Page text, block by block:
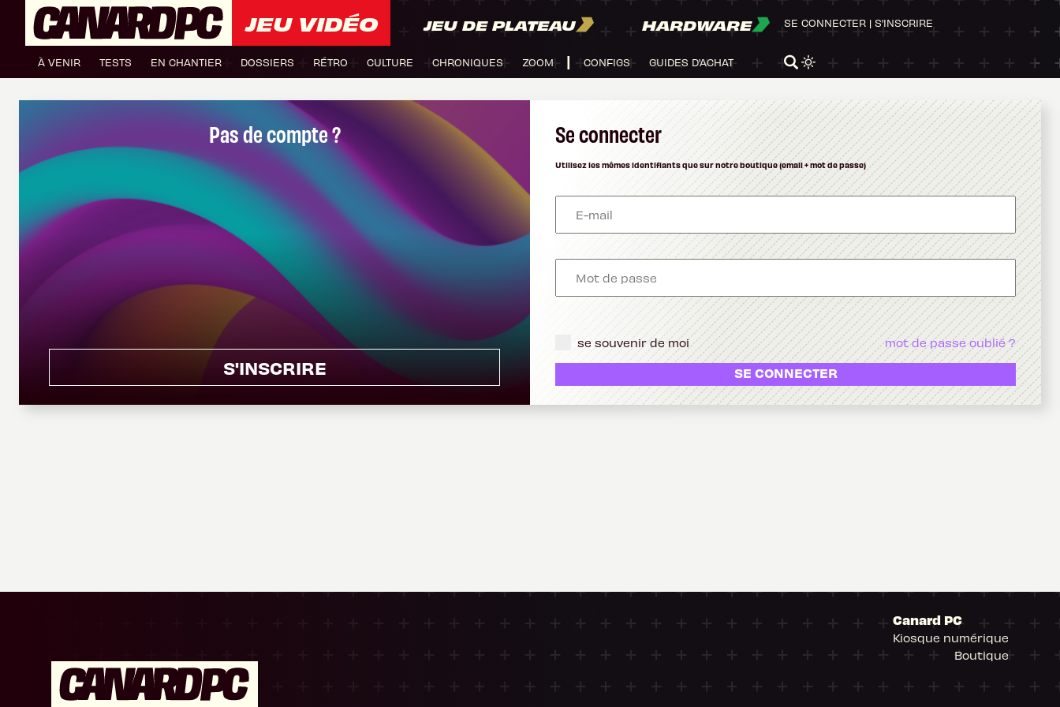
JEU VIDÉO JEU DE PLATEAU HARDWARE
À VENIR TESTS EN CHANTIER DOSSIERS RÉTRO CULTURE CHRONIQUES ZOOM CONFIGS GUIDES D'ACHAT
SE CONNECTER | S'INSCRIRE
Pas de compte ?
S'INSCRIRE
Se connecter
Utilisez les mêmes identifiants que sur notre boutique (email + mot de passe)
se souvenir de moi mot de passe oublié ?
SE CONNECTER
Canard PC
Kiosque numérique
Boutique